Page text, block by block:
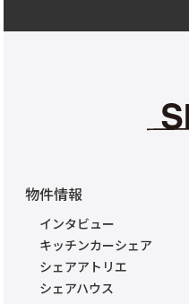
物件情報
インタビュー
キッチンカーシェア
シェアアトリエ
シェアハウス